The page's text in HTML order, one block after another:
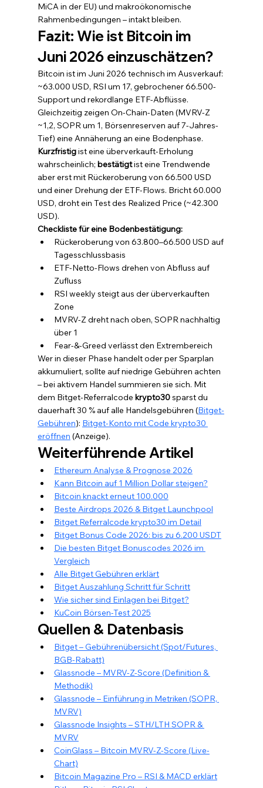
MiCA in der EU) und makroökonomische
Rahmenbedingungen – intakt bleiben.
Fazit: Wie ist Bitcoin im
Juni 2026 einzuschätzen?
Bitcoin ist im Juni 2026 technisch im Ausverkauf:
~63.000 USD, RSI um 17, gebrochener 66.500-
Support und rekordlange ETF-Abflüsse.
Gleichzeitig zeigen On-Chain-Daten (MVRV-Z
~1,2, SOPR um 1, Börsenreserven auf 7-Jahres-
Tief) eine Annäherung an eine Bodenphase.
Kurzfristig ist eine überverkauft-Erholung
wahrscheinlich; bestätigt ist eine Trendwende
aber erst mit Rückeroberung von 66.500 USD
und einer Drehung der ETF-Flows. Bricht 60.000
USD, droht ein Test des Realized Price (~42.300
USD).
Checkliste für eine Bodenbestätigung:
Rückeroberung von 63.800–66.500 USD auf
Tagesschlussbasis
ETF-Netto-Flows drehen von Abfluss auf
Zufluss
RSI weekly steigt aus der überverkauften
Zone
MVRV-Z dreht nach oben, SOPR nachhaltig
über 1
Fear-&-Greed verlässt den Extrembereich
Wer in dieser Phase handelt oder per Sparplan
akkumuliert, sollte auf niedrige Gebühren achten
– bei aktivem Handel summieren sie sich. Mit
dem Bitget-Referralcode krypto30 sparst du
dauerhaft 30 % auf alle Handelsgebühren (Bitget-
Gebühren): Bitget-Konto mit Code krypto30
eröffnen (Anzeige).
Weiterführende Artikel
Ethereum Analyse & Prognose 2026
Kann Bitcoin auf 1 Million Dollar steigen?
Bitcoin knackt erneut 100.000
Beste Airdrops 2026 & Bitget Launchpool
Bitget Referralcode krypto30 im Detail
Bitget Bonus Code 2026: bis zu 6.200 USDT
Die besten Bitget Bonuscodes 2026 im
Vergleich
Alle Bitget Gebühren erklärt
Bitget Auszahlung Schritt für Schritt
Wie sicher sind Einlagen bei Bitget?
KuCoin Börsen-Test 2025
Quellen & Datenbasis
Bitget – Gebührenübersicht (Spot/Futures,
BGB-Rabatt)
Glassnode – MVRV-Z-Score (Definition &
Methodik)
Glassnode – Einführung in Metriken (SOPR,
MVRV)
Glassnode Insights – STH/LTH SOPR &
MVRV
CoinGlass – Bitcoin MVRV-Z-Score (Live-
Chart)
Bitcoin Magazine Pro – RSI & MACD erklärt